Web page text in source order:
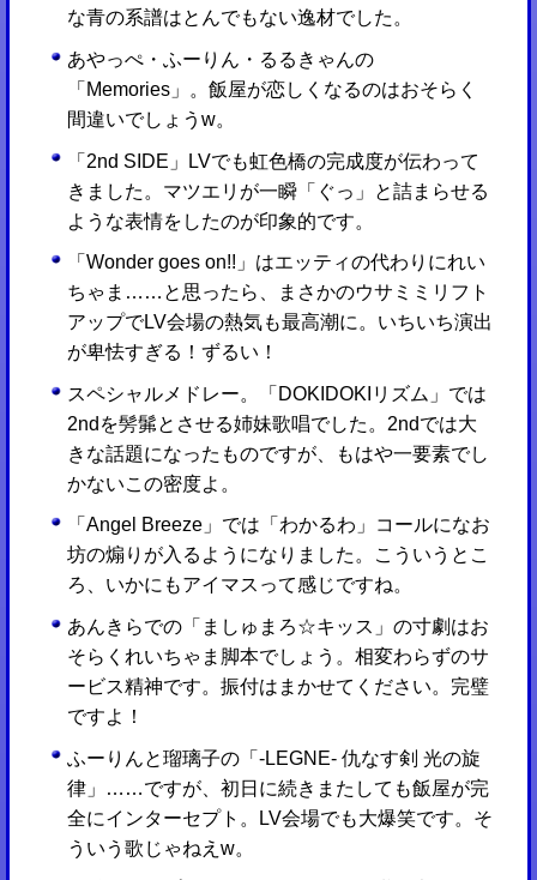
な青の系譜はとんでもない逸材でした。
あやっぺ・ふーりん・るるきゃんの
「Memories」。飯屋が恋しくなるのはおそらく
間違いでしょうw。
「2nd SIDE」LVでも虹色橋の完成度が伝わって
きました。マツエリが一瞬「ぐっ」と詰まらせる
ような表情をしたのが印象的です。
「Wonder goes on!!」はエッティの代わりにれい
ちゃま……と思ったら、まさかのウサミミリフト
アップでLV会場の熱気も最高潮に。いちいち演出
が卑怯すぎる！ずるい！
スペシャルメドレー。「DOKIDOKIリズム」では
2ndを髣髴とさせる姉妹歌唱でした。2ndでは大
きな話題になったものですが、もはや一要素でし
かないこの密度よ。
「Angel Breeze」では「わかるわ」コールになお
坊の煽りが入るようになりました。こういうとこ
ろ、いかにもアイマスって感じですね。
あんきらでの「ましゅまろ☆キッス」の寸劇はお
そらくれいちゃま脚本でしょう。相変わらずのサ
ービス精神です。振付はまかせてください。完璧
ですよ！
ふーりんと瑠璃子の「-LEGNE- 仇なす剣 光の旋
律」……ですが、初日に続きまたしても飯屋が完
全にインターセプト。LV会場でも大爆笑です。そ
ういう歌じゃねえw。